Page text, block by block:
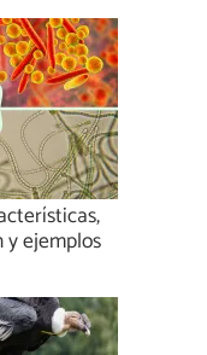
ejemplos